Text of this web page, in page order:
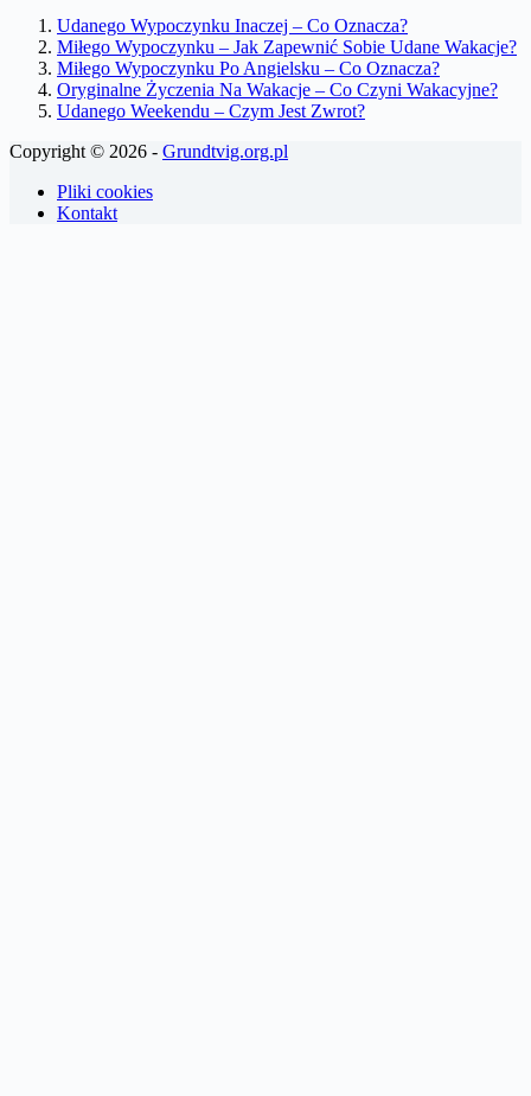
Udanego Wypoczynku Inaczej – Co Oznacza?
Miłego Wypoczynku – Jak Zapewnić Sobie Udane Wakacje?
Miłego Wypoczynku Po Angielsku – Co Oznacza?
Oryginalne Życzenia Na Wakacje – Co Czyni Wakacyjne?
Udanego Weekendu – Czym Jest Zwrot?
Copyright © 2026 - Grundtvig.org.pl
Pliki cookies
Kontakt